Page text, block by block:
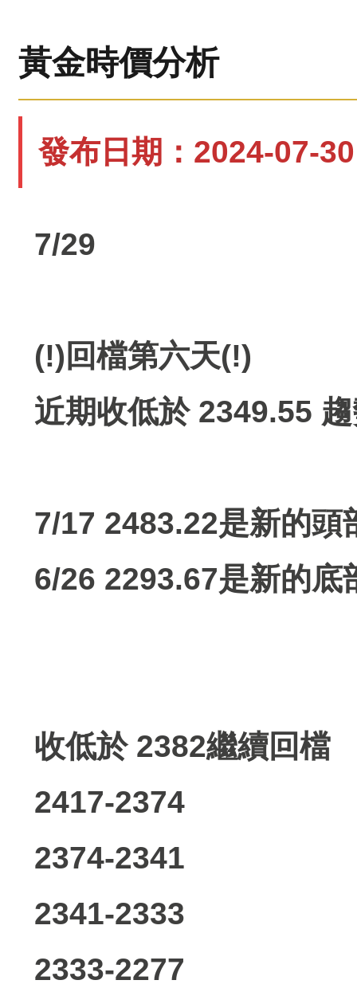
黃金時價分析
發布日期：2024-07-
7/29
(!)回檔第六天(!)
近期收低於 2349.55
7/17 2483.22是新的頭
6/26 2293.67是新的底
收低於 2382繼續回檔
2417-2374
2374-2341
2341-2333
2333-2277